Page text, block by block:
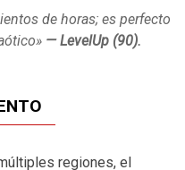
de horas; es perfecto
— LevelUp (90).
regiones, el